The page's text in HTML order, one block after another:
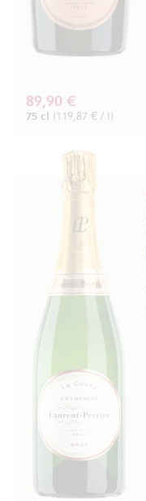
89,90 €
75 cl (119,87 € / l)